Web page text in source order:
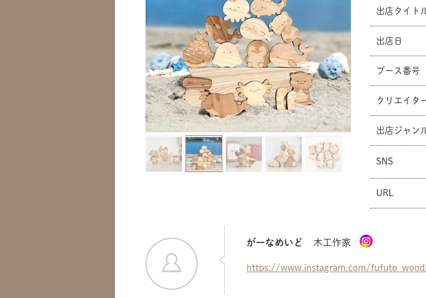
出店タイト
出店日
ブース番号
クリエイタ
出店ジャン
SNS
URL
がーなめいど 木工作家
https://www.instagram.com/
共有方法を選択